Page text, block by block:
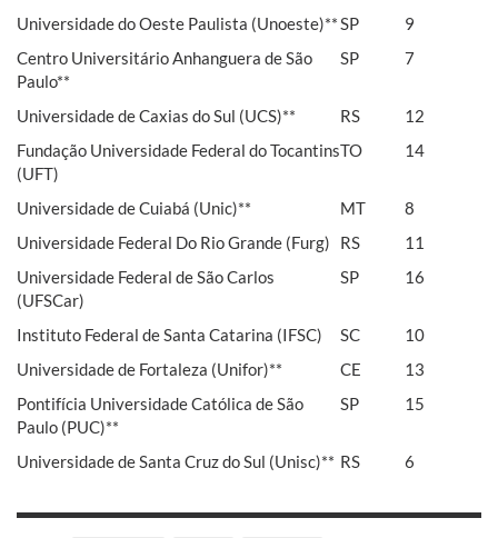
Universidade do Oeste Paulista (Unoeste)**SP
9
Centro Universitário Anhanguera de São
Paulo**
SP 7
Universidade de Caxias do Sul (UCS)** RS
12
Fundação Universidade Federal do Tocantins
(UFT)
TO 14
Universidade de Cuiabá (Unic)** MT
8
Universidade Federal Do Rio Grande (Furg)
RS
11
Universidade Federal de São Carlos
(UFSCar)
SP 16
Instituto Federal de Santa Catarina (IFSC) SC
10
Universidade de Fortaleza (Unifor)**
CE
13
Pontifícia Universidade Católica de São
Paulo (PUC)**
SP 15
Universidade de Santa Cruz do Sul (Unisc)** RS 6